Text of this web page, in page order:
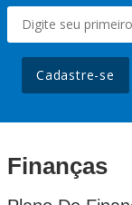
Cadastre-se
Finanças